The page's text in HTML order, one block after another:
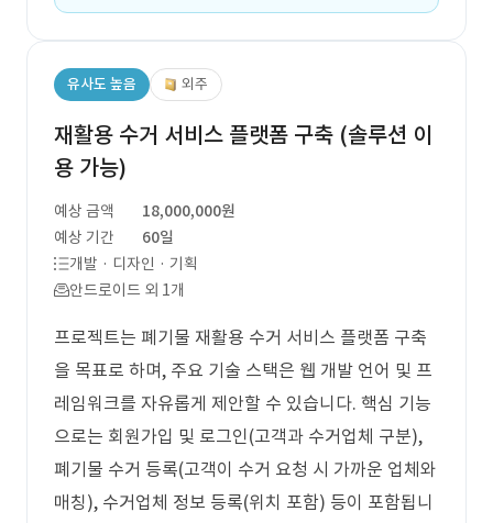
유사도 높음 외주
재활용 수거 서비스 플랫폼 구축 (솔루션 이
용 가능)
예상 금액
18,000,000원
예상 기간
60일
개발 · 디자인 · 기획
안드로이드 외 1개
프로젝트는 폐기물 재활용 수거 서비스 플랫폼 구축
을 목표로 하며, 주요 기술 스택은 웹 개발 언어 및 프
레임워크를 자유롭게 제안할 수 있습니다. 핵심 기능
으로는 회원가입 및 로그인(고객과 수거업체 구분),
폐기물 수거 등록(고객이 수거 요청 시 가까운 업체와
매칭), 수거업체 정보 등록(위치 포함) 등이 포함됩니